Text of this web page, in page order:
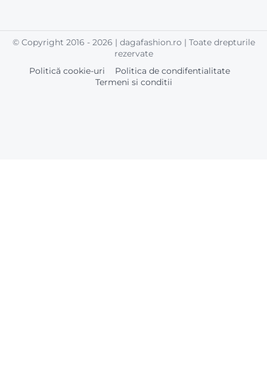
© Copyright 2016 - 2026 | dagafashion.ro | Toate drepturile
rezervate
Politică cookie-uri
Politica de condifentialitate
Termeni si conditii